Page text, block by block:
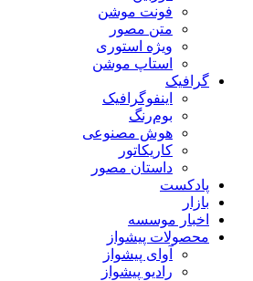
فونت موشن
متن مصور
ویژه استوری
استاپ موشن
گرافیک
اینفوگرافیک
بوم‌رنگ
هوش مصنوعی
کاریکاتور
داستان مصور
پادکست
بازار
اخبار موسسه
محصولات پیشواز
آوای پیشواز
رادیو پیشواز